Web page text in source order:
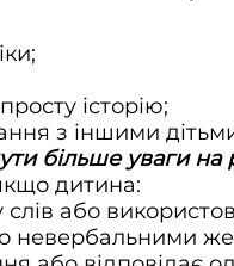
історію;
з іншими
більше уваги на
дитина:
або
невербальними